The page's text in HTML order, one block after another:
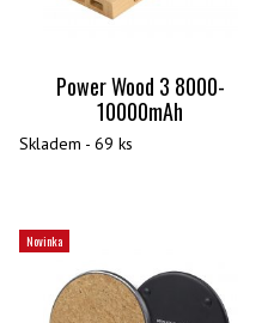
Power Wood 3 8000-
10000mAh
Skladem - 69 ks
Novinka